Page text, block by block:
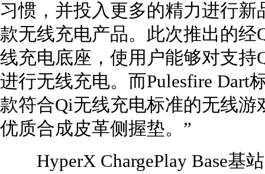
习惯，并投入更多的精力进行
款无线充电产品。此次推出的经
线充电底座，使用户能够对支
进行无线充电。而Pulesfire Dart
款符合Qi无线充电标准的无线
优质合成皮革侧握垫。”
HyperX ChargePlay Base基